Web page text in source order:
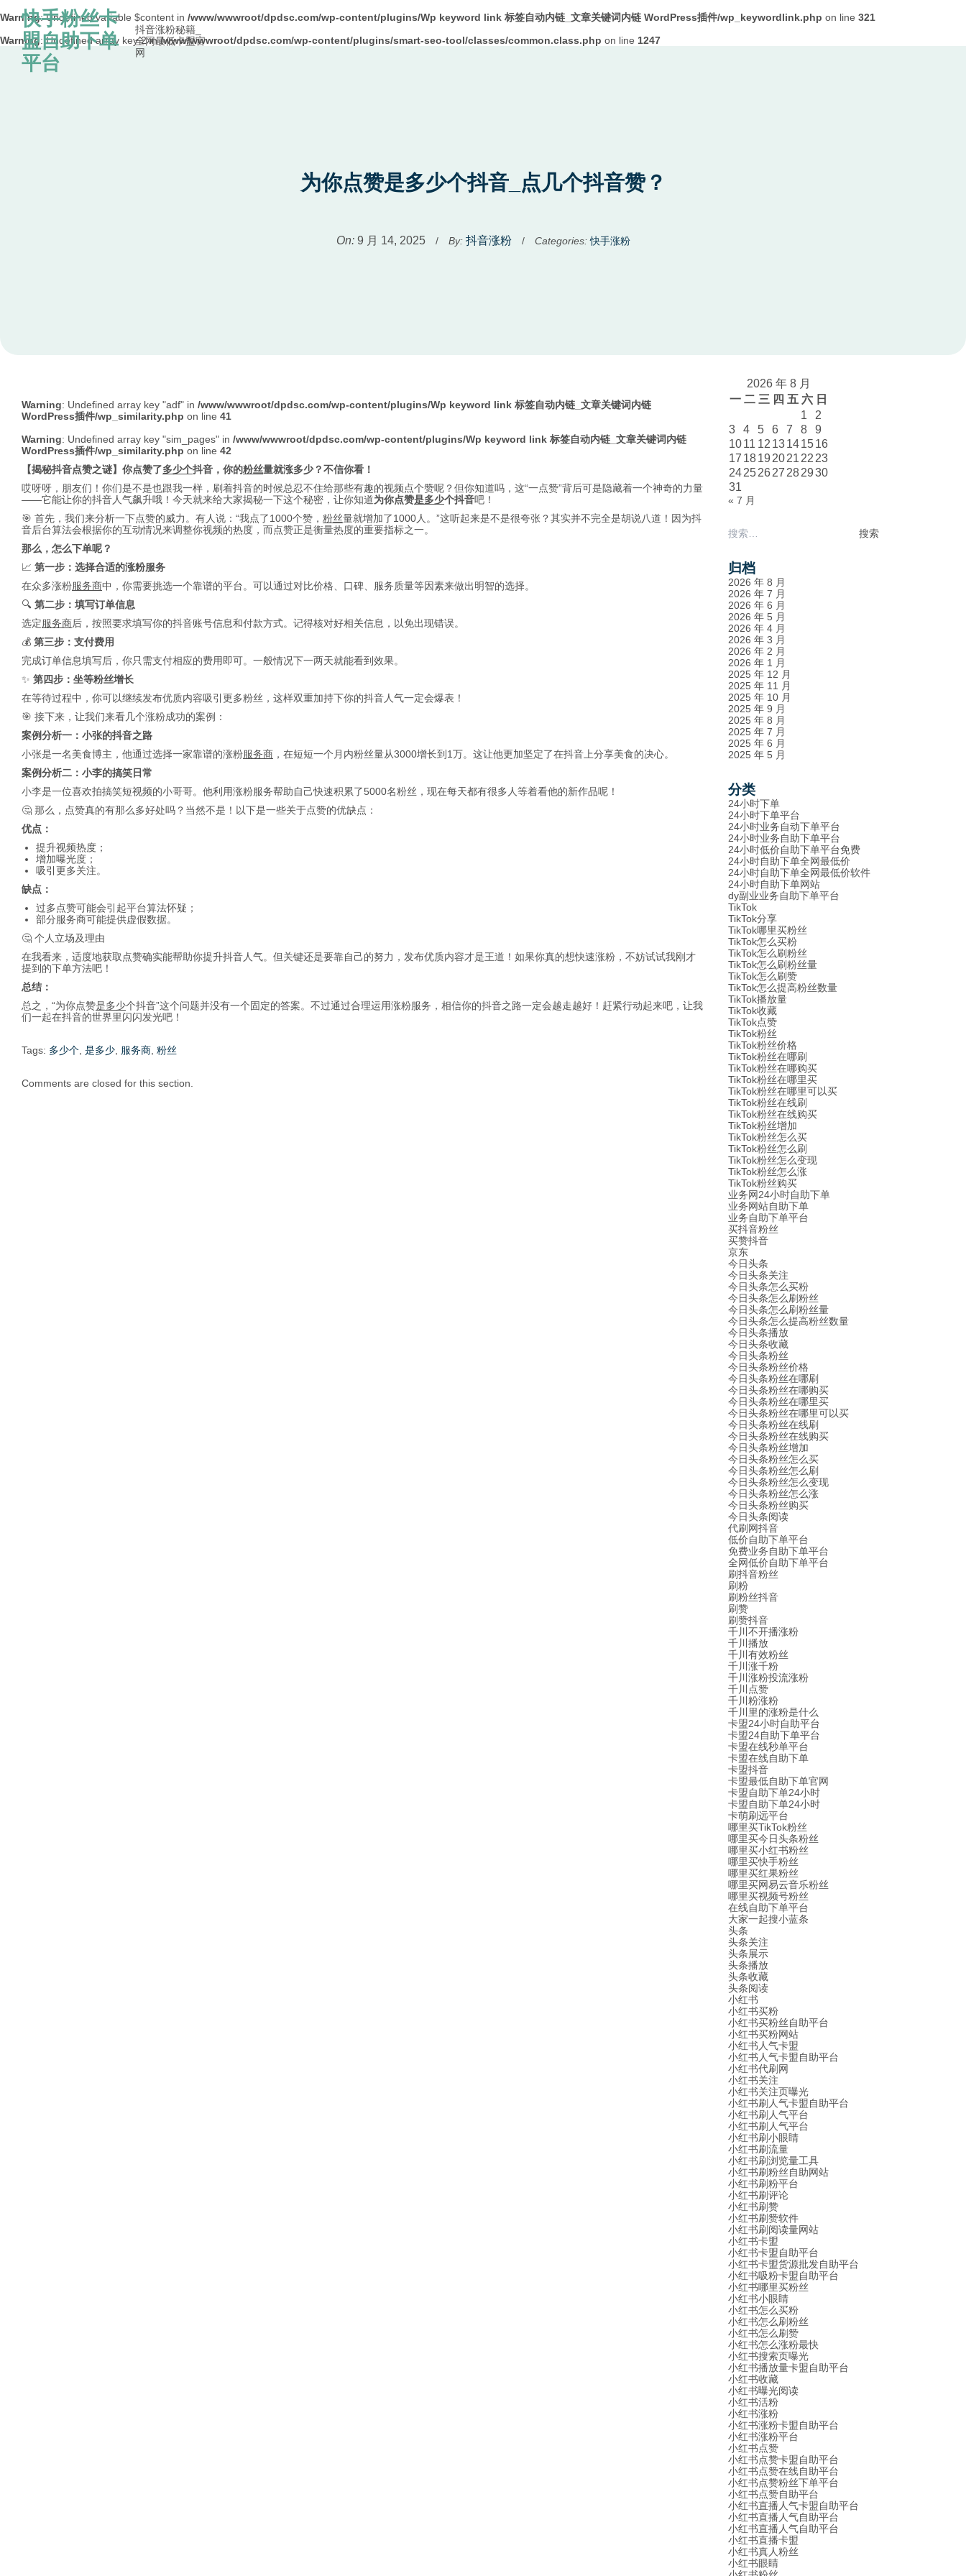
Warning: Undefined variable $content in /www/wwwroot/dpdsc.com/wp-content/plugins/Wp keyword link 标签自动内链_文章关键词内链 WordPress插件/wp_keywordlink.php on line 321
Warning: Undefined array key 2 in/www/wwwroot/dpdsc.com/wp-content/plugins/smart-seo-tool/classes/common.class.php on line 1247
Skip to content
快手粉丝卡
盟自助下单
平台
抖音涨粉秘籍_
全网最低卡盟官
网
为你点赞是多少个抖音_点几个抖音赞？
On:9 月 14, 2025 / By: 抖音涨粉 / Categories: Used
快手涨粉
Warning: Undefined array key "adf" in /www/wwwroot/dpdsc.com/wp-content/plugins/Wp keyword link 标签自动内链_文章关键词内链
WordPress插件/wp_similarity.php on line 41
Warning: Undefined array key "sim_pages" in /www/wwwroot/dpdsc.com/wp-content/plugins/Wp keyword link 标签自动内链_文章关键词内链
WordPress插件/wp_similarity.php on line 42
【揭秘抖音点赞之谜】你点赞了多少个抖音，你的粉丝量就涨多少？不信你看！
哎呀呀，朋友们！你们是不是也跟我一样，刷着抖音的时候总忍不住给那些有趣的视频点个赞呢？但你知道吗，这“一点赞”背后可是隐藏着一个神奇的力量
——它能让你的抖音人气飙升哦！今天就来给大家揭秘一下这个秘密，让你知道为你点赞是多少个抖音吧！
🎯 首先，我们来分析一下点赞的威力。有人说：“我点了1000个赞， 粉丝量就增加了1000人。”这听起来是不是很夸张？其实并不完全是胡说八道！因为抖
音后台算法会根据你的互动情况来调整你视频的热度，而点赞正是衡量热度的重要指标之一。
那么，怎么下单呢？
📈 第一步：选择合适的涨粉服务
在众多涨粉服务商中，你需要挑选一个靠谱的平台。可以通过对比价格、口碑、服务质量等因素来做出明智的选择。
🔍 第二步：填写订单信息
选定服务商后，按照要求填写你的抖音账号信息和付款方式。记得核对好相关信息，以免出现错误。
💰 第三步：支付费用
完成订单信息填写后，你只需支付相应的费用即可。一般情况下一两天就能看到效果。
✨ 第四步：坐等粉丝增长
在等待过程中，你可以继续发布优质内容吸引更多粉丝，这样双重加持下你的抖音人气一定会爆表！
🎯 接下来，让我们来看几个涨粉成功的案例：
案例分析一：小张的抖音之路
小张是一名美食博主，他通过选择一家靠谱的涨粉服务商 ，在短短一个月内粉丝量从3000增长到1万。这让他更加坚定了在抖音上分享美食的决心。
案例分析二：小李的搞笑日常
小李是一位喜欢拍搞笑短视频的小哥哥。他利用涨粉服务帮助自己快速积累了5000名粉丝，现在每天都有很多人等着看他的新作品呢！
🤔 那么，点赞真的有那么多好处吗？当然不是！以下是一些关于点赞的优缺点：
优点：
提升视频热度；
增加曝光度；
吸引更多关注。
缺点：
过多点赞可能会引起平台算法怀疑；
部分服务商可能提供虚假数据。
🤔 个人立场及理由
在我看来，适度地获取点赞确实能帮助你提升抖音人气。但关键还是要靠自己的努力，发布优质内容才是王道！如果你真的想快速涨粉，不妨试试我刚才
提到的下单方法吧！
总结：
总之，“为你点赞是多少个抖音”这个问题并没有一个固定的答案。不过通过合理运用涨粉服务，相信你的抖音之路一定会越走越好！赶紧行动起来吧，让我
们一起在抖音的世界里闪闪发光吧！
Tags: 多少个 是多少 服务商 粉丝
Comments are closed for this section.
2026 年 8 月
一 二 三 四 五 六 日
1
2
3
4 5 6 7 8
9
1011 12 13141516
17 1819 2021 22 23
24252627 282930
31
« 7 月
搜
归档
2026 年 8 月
2026 年 7 月
2026 年 6 月
2026 年 5 月
2026 年 4 月
2026 年 3 月
2026 年 2 月
2026 年 1 月
2025 年 12 月
2025 年 11 月
2025 年 10 月
2025 年 9 月
2025 年 8 月
2025 年 7 月
2025 年 6 月
2025 年 5 月
分类
24小时下单
24小时下单平台
24小时业务自动下单平台
24小时业务自助下单平台
24小时低价自助下单平台免费
24小时自助下单全网最低价
24小时自助下单全网最低价软件
24小时自助下单网站
dy副业业务自助下单平台
TikTok
TikTok分享
TikTok哪里买粉丝
TikTok怎么买粉
TikTok怎么刷粉丝
TikTok怎么刷粉丝量
TikTok怎么刷赞
TikTok怎么提高粉丝数量
TikTok播放量
TikTok收藏
TikTok点赞
TikTok粉丝
TikTok粉丝价格
TikTok粉丝在哪刷
TikTok粉丝在哪购买
TikTok粉丝在哪里买
TikTok粉丝在哪里可以买
TikTok粉丝在线刷
TikTok粉丝在线购买
TikTok粉丝增加
TikTok粉丝怎么买
TikTok粉丝怎么刷
TikTok粉丝怎么变现
TikTok粉丝怎么涨
TikTok粉丝购买
业务网24小时自助下单
业务网站自助下单
业务自助下单平台
买抖音粉丝
买赞抖音
京东
今日头条
今日头条关注
今日头条怎么买粉
今日头条怎么刷粉丝
今日头条怎么刷粉丝量
今日头条怎么提高粉丝数量
今日头条播放
今日头条收藏
今日头条粉丝
今日头条粉丝价格
今日头条粉丝在哪刷
今日头条粉丝在哪购买
今日头条粉丝在哪里买
今日头条粉丝在哪里可以买
今日头条粉丝在线刷
今日头条粉丝在线购买
今日头条粉丝增加
今日头条粉丝怎么买
今日头条粉丝怎么刷
今日头条粉丝怎么变现
今日头条粉丝怎么涨
今日头条粉丝购买
今日头条阅读
代刷网抖音
低价自助下单平台
免费业务自助下单平台
全网低价自助下单平台
刷抖音粉丝
刷粉
刷粉丝抖音
刷赞
刷赞抖音
千川不开播涨粉
千川播放
千川有效粉丝
千川涨千粉
千川涨粉投流涨粉
千川点赞
千川粉涨粉
千川里的涨粉是什么
卡盟24小时自助平台
卡盟24自助下单平台
卡盟在线秒单平台
卡盟在线自助下单
卡盟抖音
卡盟最低自助下单官网
卡盟自助下单24小时
卡盟自助下单24小时
卡萌刷远平台
哪里买TikTok粉丝
哪里买今日头条粉丝
哪里买小红书粉丝
哪里买快手粉丝
哪里买红果粉丝
哪里买网易云音乐粉丝
哪里买视频号粉丝
在线自助下单平台
大家一起搜小蓝条
头条
头条关注
头条展示
头条播放
头条收藏
头条阅读
小红书
小红书买粉
小红书买粉丝自助平台
小红书买粉网站
小红书人气卡盟
小红书人气卡盟自助平台
小红书代刷网
小红书关注
小红书关注页曝光
小红书刷人气卡盟自助平台
小红书刷人气平台
小红书刷人气平台
小红书刷小眼睛
小红书刷流量
小红书刷浏览量工具
小红书刷粉丝自助网站
小红书刷粉平台
小红书刷评论
小红书刷赞
小红书刷赞软件
小红书刷阅读量网站
小红书卡盟
小红书卡盟自助平台
小红书卡盟货源批发自助平台
小红书吸粉卡盟自助平台
小红书哪里买粉丝
小红书小眼睛
小红书怎么买粉
小红书怎么刷粉丝
小红书怎么刷赞
小红书怎么涨粉最快
小红书搜索页曝光
小红书播放量卡盟自助平台
小红书收藏
小红书曝光阅读
小红书活粉
小红书涨粉
小红书涨粉卡盟自助平台
小红书涨粉平台
小红书点赞
小红书点赞卡盟自助平台
小红书点赞在线自助平台
小红书点赞粉丝下单平台
小红书点赞自助平台
小红书直播人气卡盟自助平台
小红书直播人气自助平台
小红书直播人气自助平台
小红书直播卡盟
小红书真人粉丝
小红书眼睛